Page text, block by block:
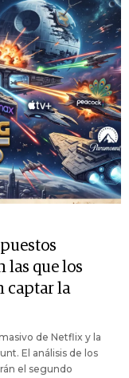
las que los
captar la
de Netflix y la
El análisis de los
el segundo